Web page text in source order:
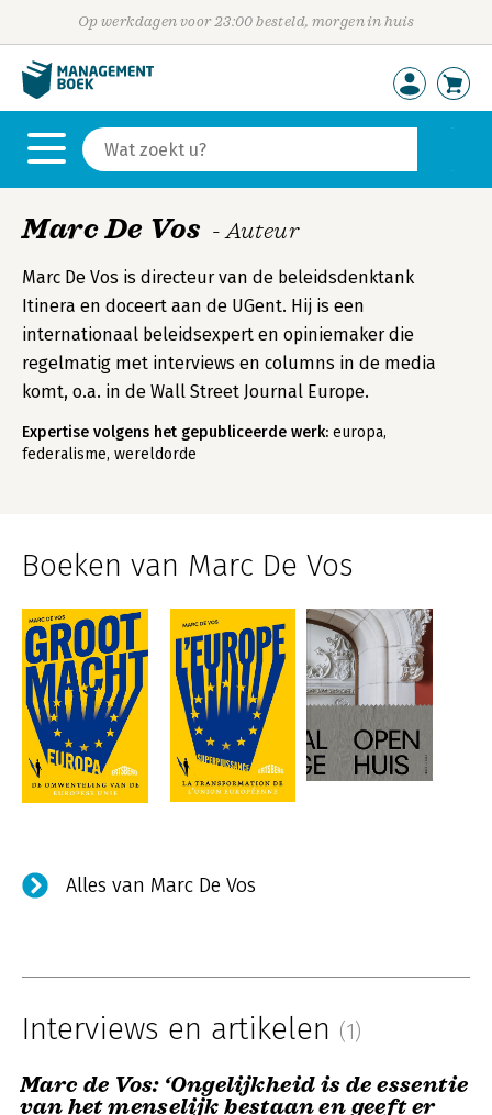
Op werkdagen voor 23:00 besteld, morgen in huis
Marc De Vos - Auteur
Marc De Vos is directeur van de beleidsdenktank
Itinera en doceert aan de UGent. Hij is een
internationaal beleidsexpert en opiniemaker die
regelmatig met interviews en columns in de media
komt, o.a. in de Wall Street Journal Europe.
Expertise volgens het gepubliceerde werk: europa,
federalisme, wereldorde
Boeken van Marc De Vos
Alles van Marc De Vos
Interviews en artikelen (1)
Marc de Vos: ‘Ongelijkheid is de essentie
van het menselijk bestaan en geeft er